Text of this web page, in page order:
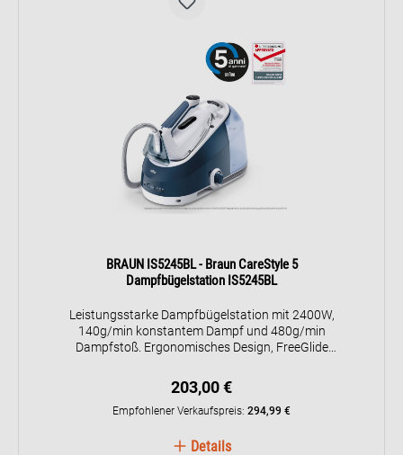
BRAUN IS5245BL - Braun CareStyle 5
Dampfbügelstation IS5245BL
Leistungsstarke Dampfbügelstation mit 2400W,
140g/min konstantem Dampf und 480g/min
Dampfstoß. Ergonomisches Design, FreeGlide
Verschiedene Bügelmodi für alle Stoffe und
vertikale Dampffunktion.
203,00 €
Empfohlener Verkaufspreis: 294,99 €
Details